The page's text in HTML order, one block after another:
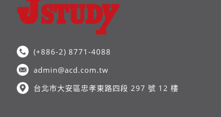
(+886-2) 8771-4088
admin@acd.com.tw
台北市大安區忠孝東路四段 297 號 12 樓